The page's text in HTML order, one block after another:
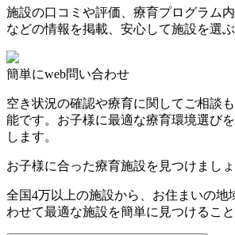
施設の口コミや評価、療育プログラム
などの情報を掲載、安心して施設を選ぶ
簡単にweb問い合わせ
空き状況の確認や療育に関してご相談
能です。お子様に最適な療育環境選び
します。
お子様に合った療育施設を見つけましょ
全国4万以上の施設から、お住まいの地
わせて最適な施設を簡単に見つけること